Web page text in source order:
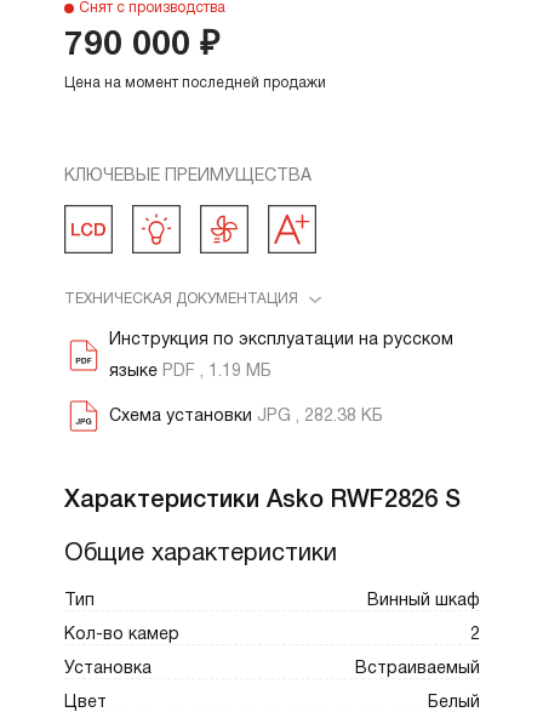
Снят с производства
Цена на момент последней продажи
790 000 ₽
КЛЮЧЕВЫЕ ПРЕИМУЩЕСТВА
ТЕХНИЧЕСКАЯ ДОКУМЕНТАЦИЯ
Инструкция по эксплуатации на русском
языке PDF , 1.19 МБ
Схема установки JPG , 282.38 КБ
Характеристики Asko RWF2826 S
Общие характеристики
Тип Винный шкаф
Кол-во камер 2
Установка Встраиваемый
Цвет Белый